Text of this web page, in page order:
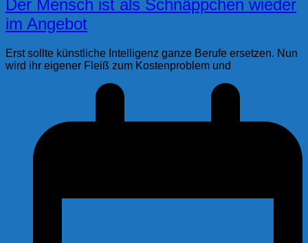
Der Mensch ist als Schnäppchen wieder
im Angebot
Erst sollte künstliche Intelligenz ganze Berufe ersetzen. Nun
wird ihr eigener Fleiß zum Kostenproblem und